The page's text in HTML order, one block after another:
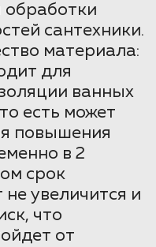
обработки
сантехники.
материала:
для
ванных
есть может
повышения
в 2
срок
увеличится и
что
от